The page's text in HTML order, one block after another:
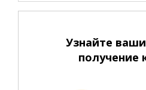
Узнайте
получение